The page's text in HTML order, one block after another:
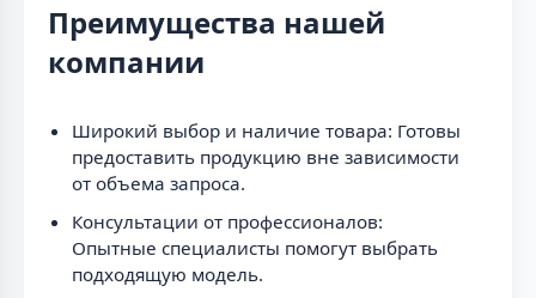
Преимущества нашей
компании
Широкий выбор и наличие товара: Готовы
предоставить продукцию вне зависимости
от объема запроса.
Консультации от профессионалов:
Опытные специалисты помогут выбрать
подходящую модель.